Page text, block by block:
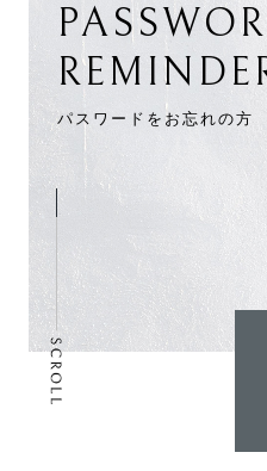
パスワードをお忘れの方